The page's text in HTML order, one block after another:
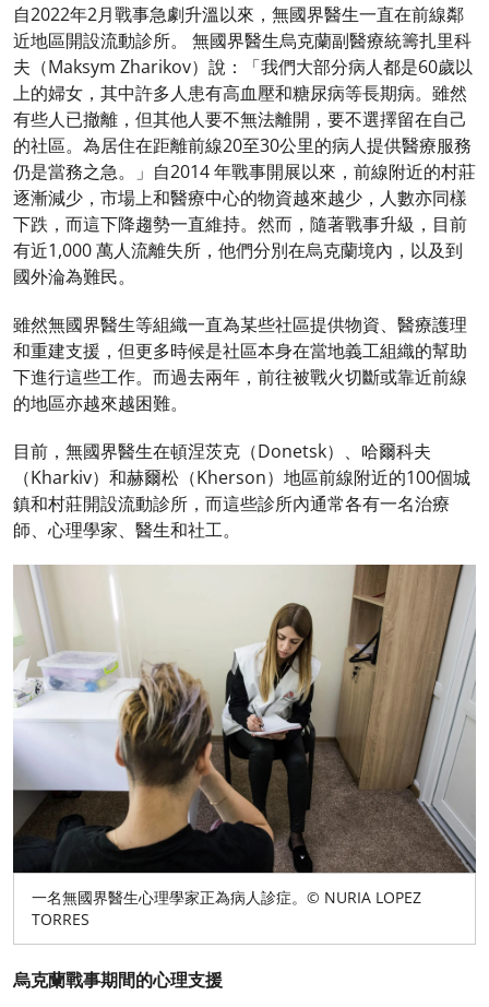
自2022年2月戰事急劇升溫以來，無國界醫生一直在前線鄰
近地區開設流動診所。 無國界醫生烏克蘭副醫療統籌扎里科
夫（Maksym Zharikov）說：「我們大部分病人都是60歲以
上的婦女，其中許多人患有高血壓和糖尿病等長期病。雖然
有些人已撤離，但其他人要不無法離開，要不選擇留在自己
的社區。為居住在距離前線20至30公里的病人提供醫療服務
仍是當務之急。」自2014 年戰事開展以來，前線附近的村莊
逐漸減少，市場上和醫療中心的物資越來越少，人數亦同樣
下跌，而這下降趨勢一直維持。然而，隨著戰事升級，目前
有近1,000 萬人流離失所，他們分別在烏克蘭境內，以及到
國外淪為難民。
雖然無國界醫生等組織一直為某些社區提供物資、醫療護理
和重建支援，但更多時候是社區本身在當地義工組織的幫助
下進行這些工作。而過去兩年，前往被戰火切斷或靠近前線
的地區亦越來越困難。
目前，無國界醫生在頓涅茨克（Donetsk）、哈爾科夫
（Kharkiv）和赫爾松（Kherson）地區前線附近的100個城
鎮和村莊開設流動診所，而這些診所內通常各有一名治療
師、心理學家、醫生和社工。
一名無國界醫生心理學家正為病人診症。© NURIA LOPEZ
TORRES
烏克蘭戰事期間的心理支援